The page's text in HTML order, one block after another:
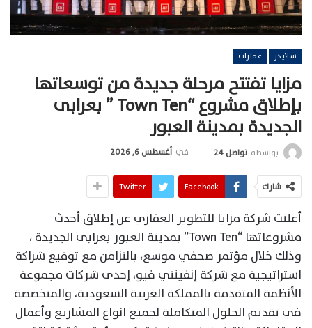
سلايدر عقارات
مزايا تفتتح مرحلة جديدة من توسعاتها
بإطلاق مشروع “Town Ten ” بعرابى
الجديدة بمدينة العبور
بواسطة تواصل 24 في أغسطس 6, 2026
شارك Facebook
Twitter
أعلنت شركة مزايا للتطوير العقاري عن إطلاق أحدث
مشروعاتها “Town Ten” بمدينة العبور بعرابى الجديدة ،
وذلك خلال مؤتمر صحفي موسع، بالتزامن مع توقيع شراكة
استراتيجية مع شركة إنفينتي فيو، إحدى شركات مجموعة
الأنظمة المتقدمة بالمملكة العربية السعودية، والمتخصصة
في تقديم الحلول المتكاملة لجميع انواع المشاريع وأعمال